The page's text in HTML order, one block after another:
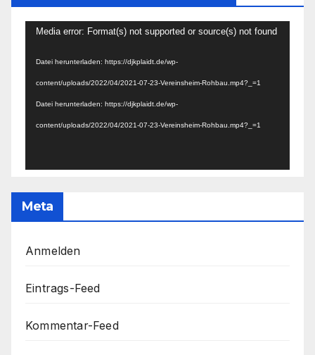
Video-
Media error: Format(s) not supported or source(s) not found
Datei herunterladen: https://djkplaidt.de/wp-
content/uploads/2022/04/2021-07-23-Vereinsheim-Rohbau.mp4?_=1
Datei herunterladen: https://djkplaidt.de/wp-
content/uploads/2022/04/2021-07-23-Vereinsheim-Rohbau.mp4?_=1
Meta
Anmelden
Eintrags-Feed
Kommentar-Feed